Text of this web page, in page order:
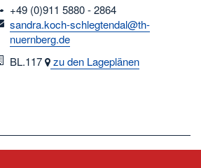
telefon
+49 (0)911 5880 - 2864
email
sandra.koch-schlegtendal@th-
nuernberg.de
Raum
BL.117 zu den Lageplänen